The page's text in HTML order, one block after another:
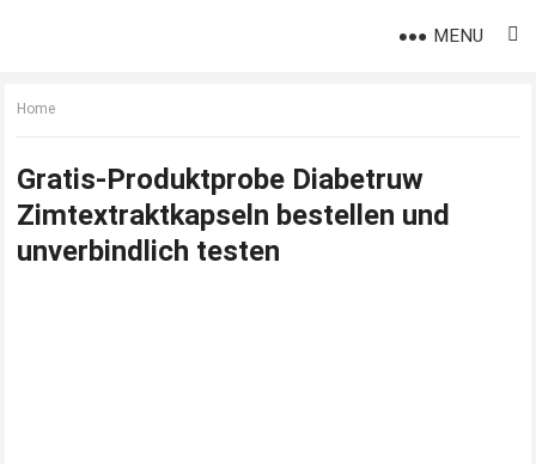
MENU
Home
Gratis-Produktprobe Diabetruw
Zimtextraktkapseln bestellen und
unverbindlich testen